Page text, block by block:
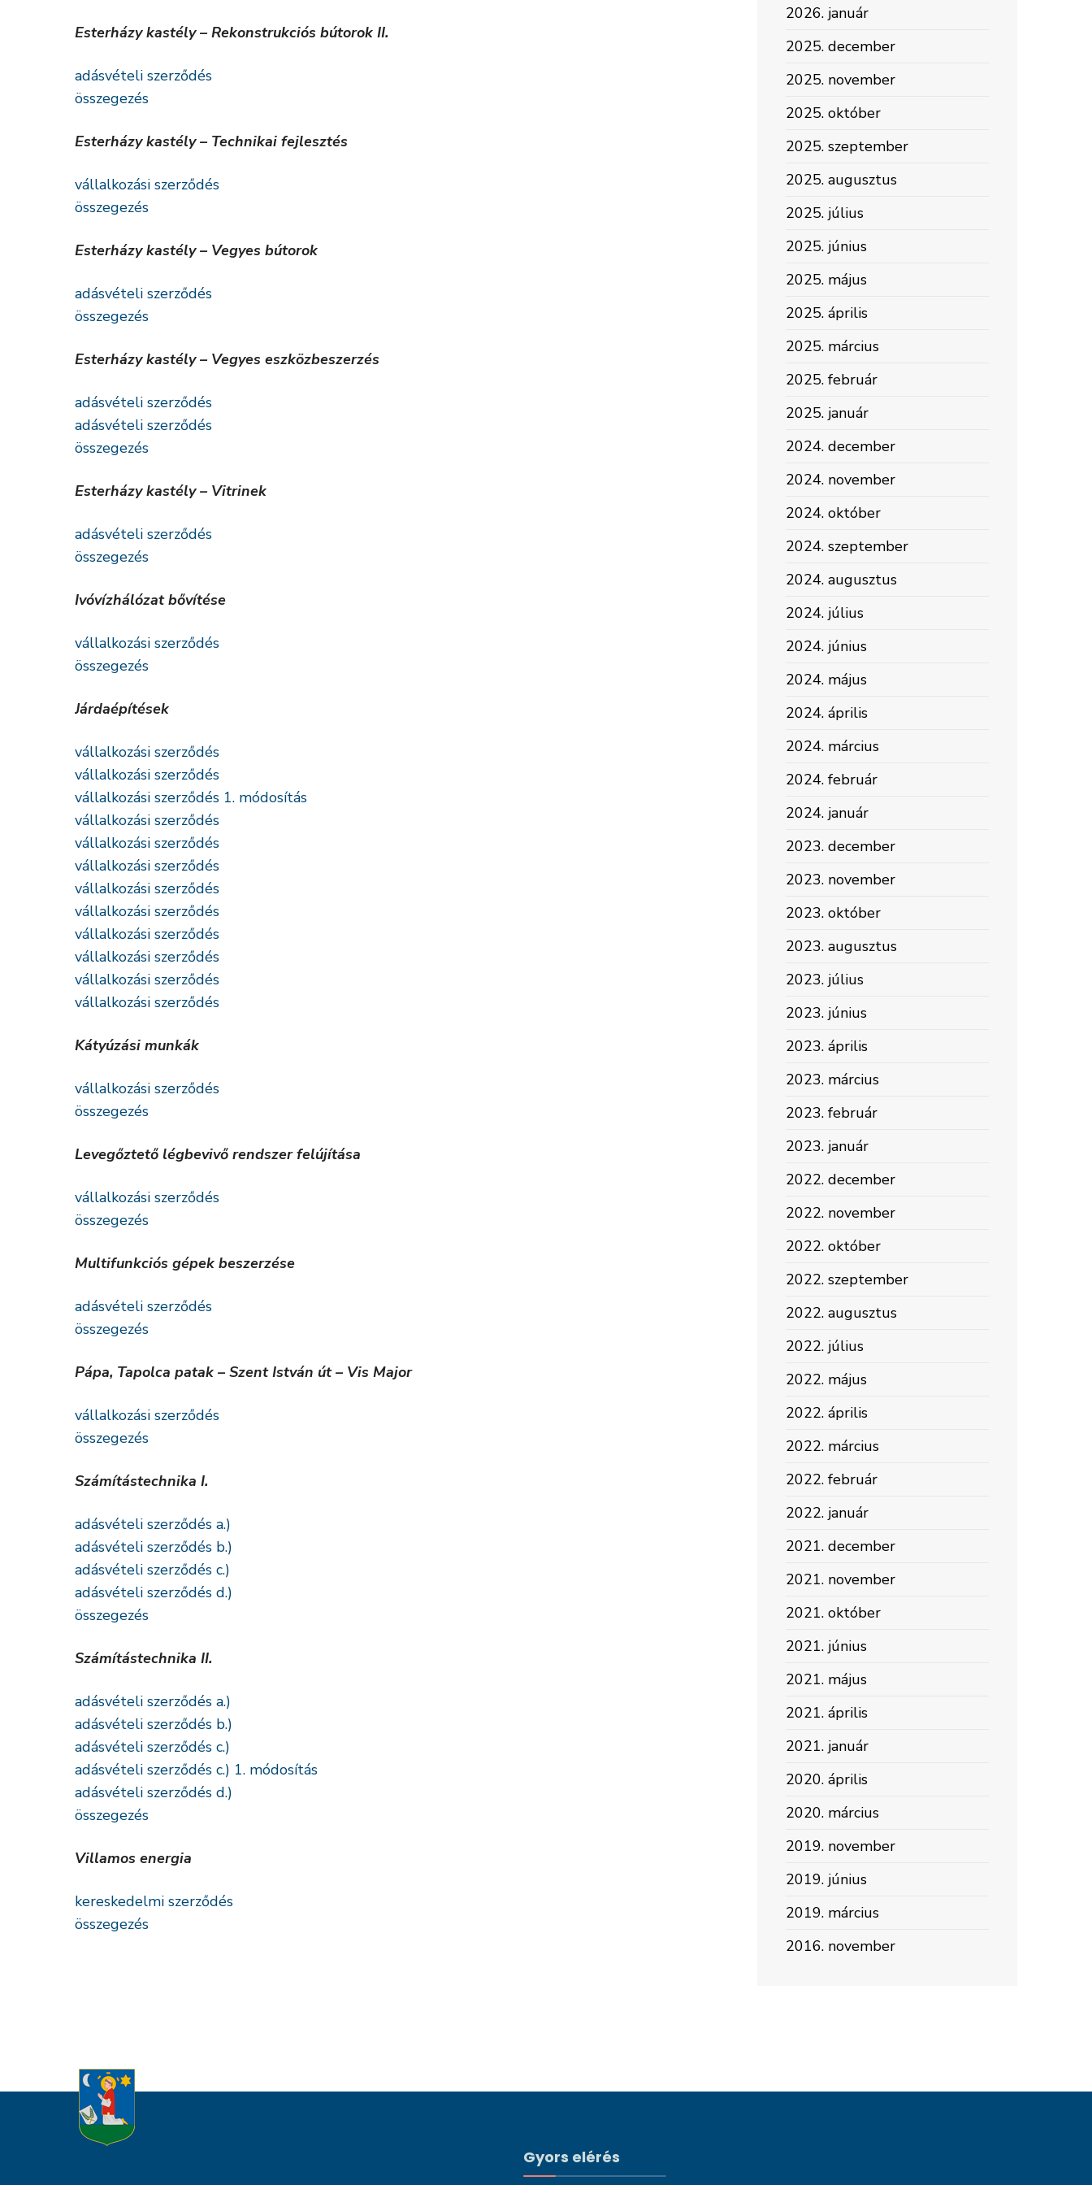
Esterházy kastély – Rekonstrukciós bútorok II.
adásvételi szerződés
összegezés
Esterházy kastély – Technikai fejlesztés
vállalkozási szerződés
összegezés
Esterházy kastély – Vegyes bútorok
adásvételi szerződés
összegezés
Esterházy kastély – Vegyes eszközbeszerzés
adásvételi szerződés
adásvételi szerződés
összegezés
Esterházy kastély – Vitrinek
adásvételi szerződés
összegezés
Ivóvízhálózat bővítése
vállalkozási szerződés
összegezés
Járdaépítések
vállalkozási szerződés
vállalkozási szerződés
vállalkozási szerződés 1. módosítás
vállalkozási szerződés
vállalkozási szerződés
vállalkozási szerződés
vállalkozási szerződés
vállalkozási szerződés
vállalkozási szerződés
vállalkozási szerződés
vállalkozási szerződés
vállalkozási szerződés
Kátyúzási munkák
vállalkozási szerződés
összegezés
Levegőztető légbevivő rendszer felújítása
vállalkozási szerződés
összegezés
Multifunkciós gépek beszerzése
adásvételi szerződés
összegezés
Pápa, Tapolca patak – Szent István út – Vis Major
vállalkozási szerződés
összegezés
Számítástechnika I.
adásvételi szerződés a.)
adásvételi szerződés b.)
adásvételi szerződés c.)
adásvételi szerződés d.)
összegezés
Számítástechnika II.
adásvételi szerződés a.)
adásvételi szerződés b.)
adásvételi szerződés c.)
adásvételi szerződés c.) 1. módosítás
adásvételi szerződés d.)
összegezés
Villamos energia
kereskedelmi szerződés
összegezés
2026. január
2025. december
2025. november
2025. október
2025. szeptember
2025. augusztus
2025. július
2025. június
2025. május
2025. április
2025. március
2025. február
2025. január
2024. december
2024. november
2024. október
2024. szeptember
2024. augusztus
2024. július
2024. június
2024. május
2024. április
2024. március
2024. február
2024. január
2023. december
2023. november
2023. október
2023. augusztus
2023. július
2023. június
2023. április
2023. március
2023. február
2023. január
2022. december
2022. november
2022. október
2022. szeptember
2022. augusztus
2022. július
2022. május
2022. április
2022. március
2022. február
2022. január
2021. december
2021. november
2021. október
2021. június
2021. május
2021. április
2021. január
2020. április
2020. március
2019. november
2019. június
2019. március
2016. november
Gyors elérés